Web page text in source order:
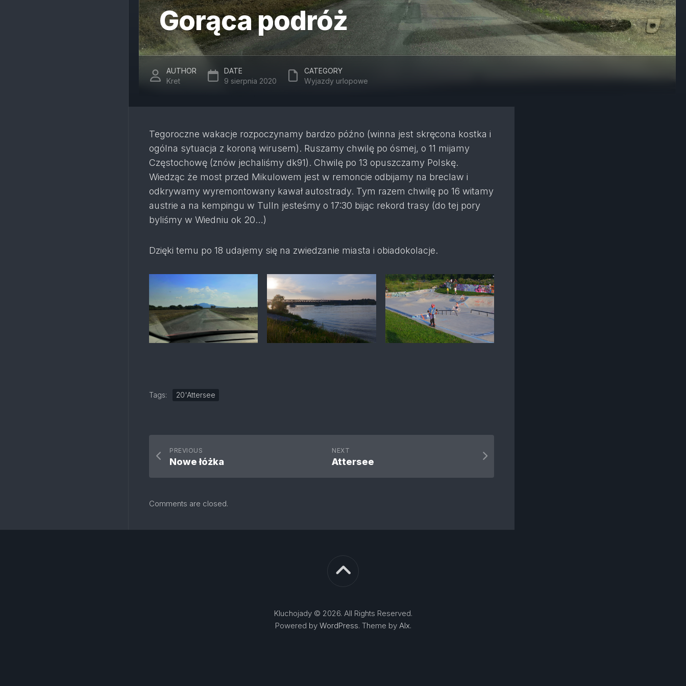
Gorąca podróż
AUTHOR
Kret
DATE
9 sierpnia 2020
CATEGORY
Wyjazdy urlopowe
Tegoroczne wakacje rozpoczynamy bardzo późno (winna jest skręcona kostka i
ogólna sytuacja z koroną wirusem). Ruszamy chwilę po ósmej, o 11 mijamy
Częstochowę (znów jechaliśmy dk91). Chwilę po 13 opuszczamy Polskę.
Wiedząc że most przed Mikulowem jest w remoncie odbijamy na breclaw i
odkrywamy wyremontowany kawał autostrady. Tym razem chwilę po 16 witamy
austrie a na kempingu w Tulln jesteśmy o 17:30 bijąc rekord trasy (do tej pory
byliśmy w Wiedniu ok 20…)
Dzięki temu po 18 udajemy się na zwiedzanie miasta i obiadokolacje.
Tags: 20'Attersee
NEXT
Attersee
PREVIOUS
Nowe łóżka
Comments are closed.
Kluchojady © 2026. All Rights Reserved.
Powered by WordPress. Theme by Alx.